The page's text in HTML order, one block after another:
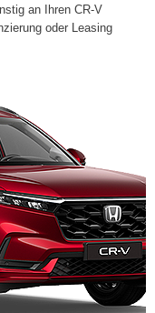
an Ihren CR-V
oder Leasing